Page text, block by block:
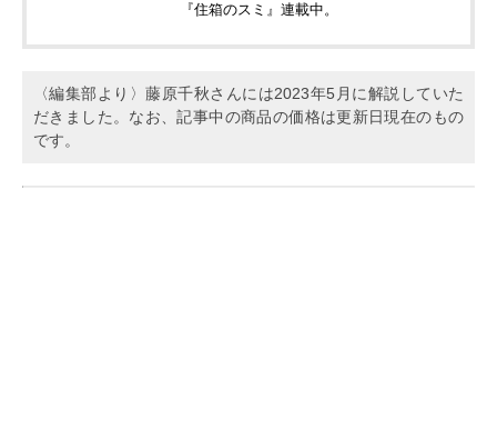
『住箱のスミ』連載中。
〈編集部より〉藤原千秋さんには2023年5月に解説していた
だきました。なお、記事中の商品の価格は更新日現在のもの
です。